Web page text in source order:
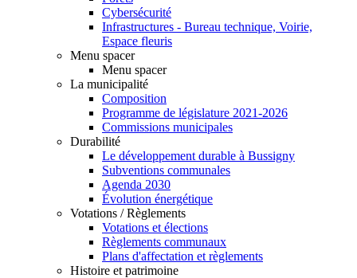
Cybersécurité
Infrastructures - Bureau technique, Voirie,
Espace fleuris
Menu spacer
Menu spacer
La municipalité
Composition
Programme de législature 2021-2026
Commissions municipales
Durabilité
Le développement durable à Bussigny
Subventions communales
Agenda 2030
Évolution énergétique
Votations / Règlements
Votations et élections
Règlements communaux
Plans d'affectation et règlements
Histoire et patrimoine